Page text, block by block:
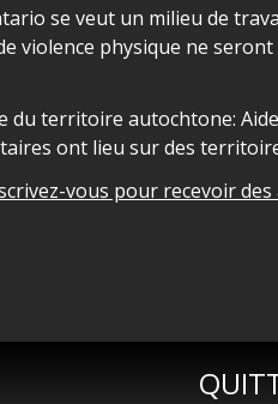
sécurité dans les locaux
se veut un milieu de
violence physique ne
land acknowledgement
du territoire autochtone:
ont lieu sur des
vous pour recevoir